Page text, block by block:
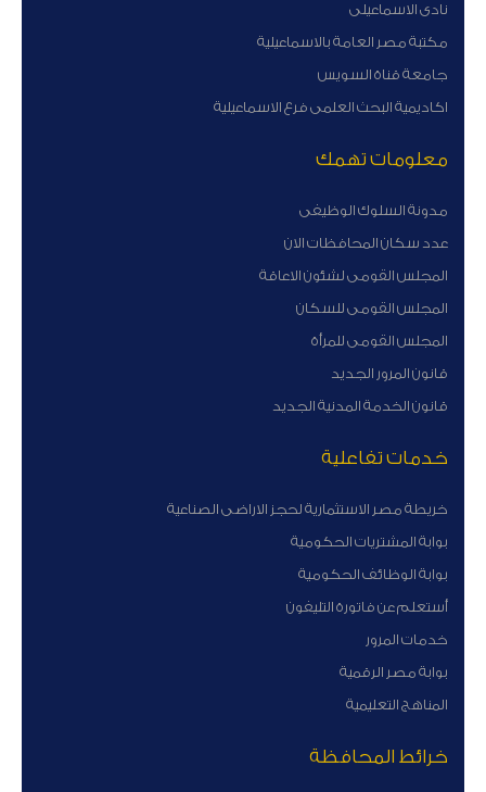
نادى الاسماعيلى
مكتبة مصر العامة بالاسماعيلية
جامعة قناة السويس
اكاديمية البحث العلمى فرع الاسماعيلية
معلومات تهمك
مدونة السلوك الوظيفى
عدد سكان المحافظات الان
المجلس القومى لشئون الاعاقة
المجلس القومى للسكان
المجلس القومى للمرأة
قانون المرور الجديد
قانون الخدمة المدنية الجديد
خدمات تفاعلية
خريطة مصر الاستثمارية لحجز الاراضى الصناعية
بوابة المشتريات الحكومية
بوابة الوظائف الحكومية
أستعلم عن فاتورة التليفون
خدمات المرور
بوابة مصر الرقمية
المناهج التعليمية
خرائط المحافظة